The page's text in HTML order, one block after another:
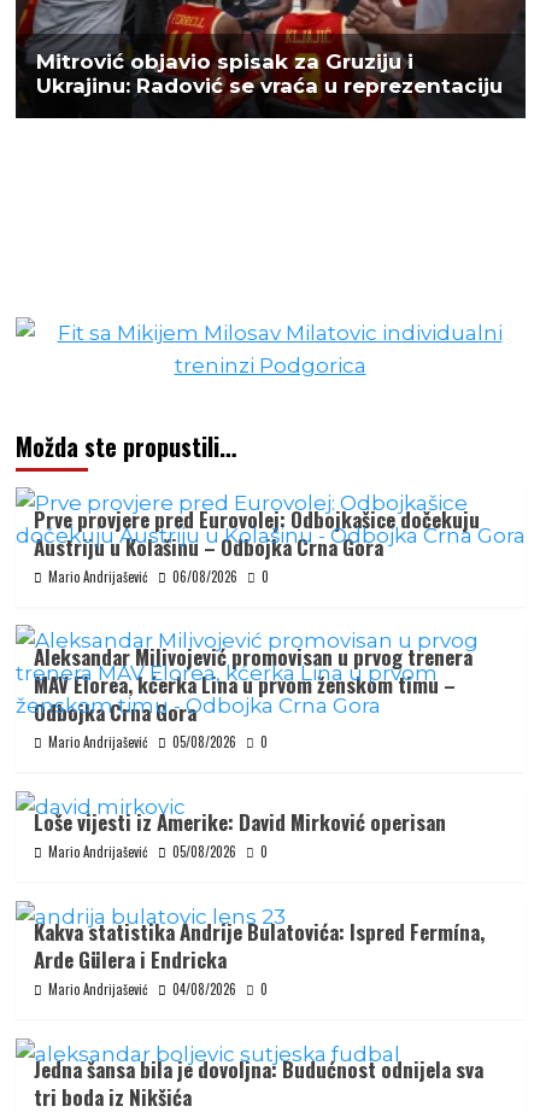
Možda ste propustili…
Prve provjere pred Eurovolej: Odbojkašice dočekuju
Austriju u Kolašinu – Odbojka Crna Gora
Mario Andrijašević 06/08/2026 0
Aleksandar Milivojević promovisan u prvog trenera
MAV Elorea, kćerka Lina u prvom ženskom timu –
Odbojka Crna Gora
Mario Andrijašević 05/08/2026 0
Loše vijesti iz Amerike: David Mirković operisan
Mario Andrijašević 05/08/2026 0
Kakva statistika Andrije Bulatovića: Ispred Fermína,
Arde Gülera i Endricka
Mario Andrijašević 04/08/2026 0
Jedna šansa bila je dovoljna: Budućnost odnijela sva
tri boda iz Nikšića